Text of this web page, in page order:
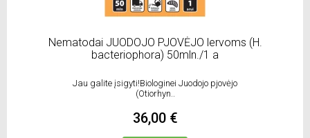
Nematodai JUODOJO PJOVĖJO lervoms (H.
bacteriophora) 50mln./1 a
Jau galite įsigyti!Biologinei Juodojo pjovėjo
(Otiorhyn..
36,00 €